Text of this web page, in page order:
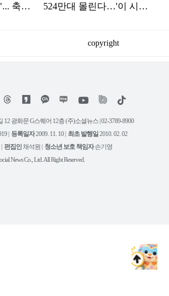
축구
524만대 몰린다…'이 시
copyright
위
트
리
유
튜
틱
12 광화문 G스퀘어 12층 (주)소셜뉴스 | 02-3789-8900
| 등록일자2009. 11. 10 | 최초 발행일2010. 02. 02
| 편집인채석원 | 청소년 보호 책임자손기영
News Co., Ltd. All Right Reserved.